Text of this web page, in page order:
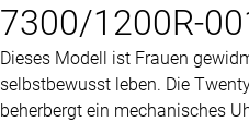
7300/1200R-
Dieses Modell ist Frauen
selbstbewusst leben. Die
beherbergt ein mechanisches